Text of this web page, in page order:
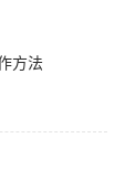
方法